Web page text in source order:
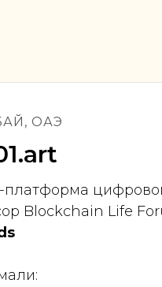
ОАЭ
платформа
Blockchain Life